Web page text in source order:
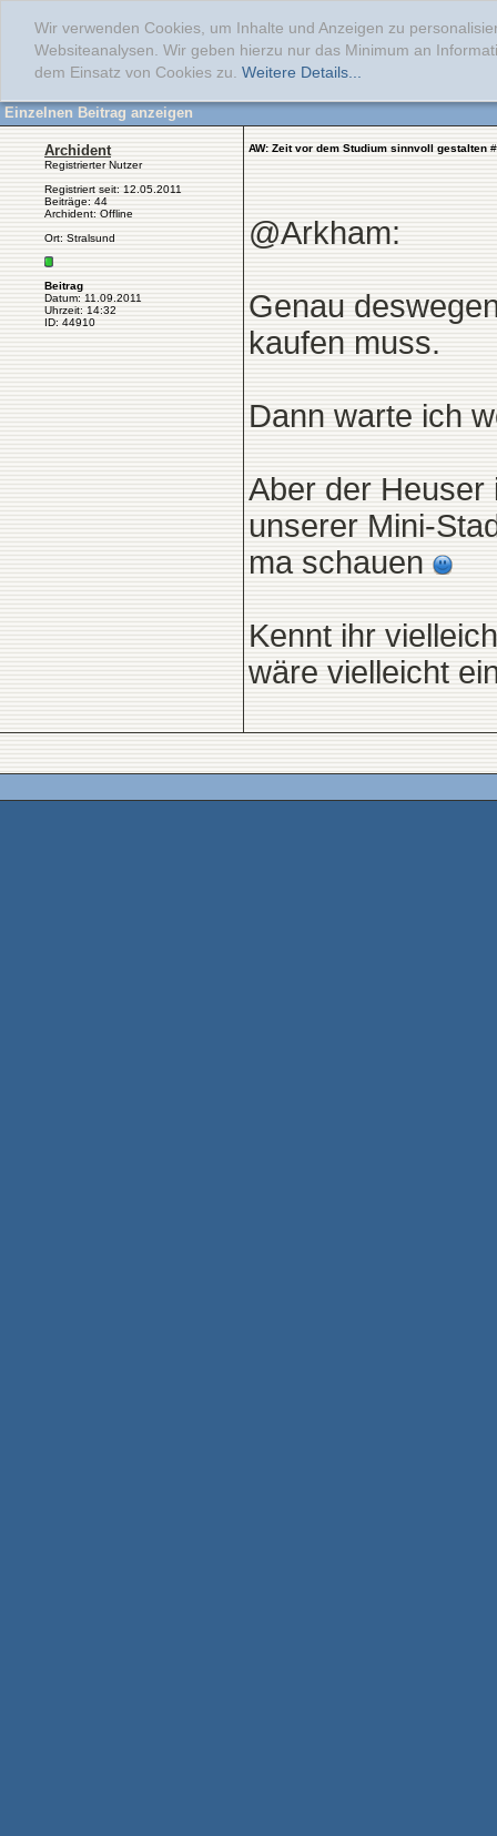
Wir verwenden Cookies, um Inhalte und Anzeigen zu
Websiteanalysen. Wir geben hierzu nur das Minimum an
dem Einsatz von Cookies zu. Weitere Details...
Einzelnen Beitrag anzeigen
Archident
Registrierter Nutzer
Registriert seit: 12.05.2011
Beiträge: 44
Archident: Offline
Ort: Stralsund
Beitrag
Datum: 11.09.2011
Uhrzeit: 14:32
ID: 44910
AW: Zeit vor dem Studium sinnvoll gestalten #
@Arkham:
Genau
kaufen muss.
Dann warte ich
Aber der Heuser
unserer Mini-
ma schauen
Kennt ihr
wäre vielleicht